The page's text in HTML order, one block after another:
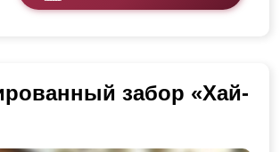
забор «Хай-